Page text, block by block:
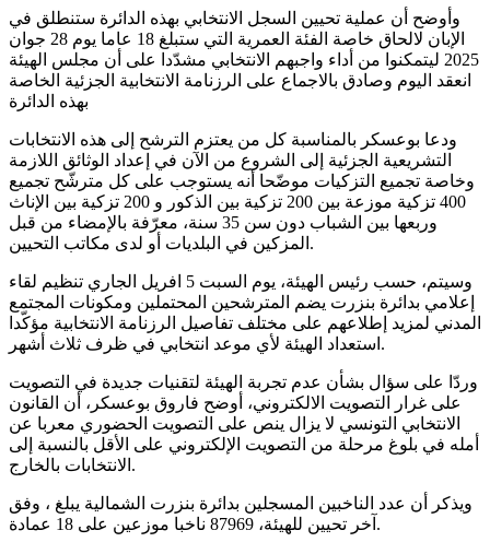
وأوضح أن عملية تحيين السجل الانتخابي بهذه الدائرة ستنطلق في
الإبان لالحاق خاصة الفئة العمرية التي ستبلغ 18 عاما يوم 28 جوان
2025 ليتمكنوا من أداء واجبهم الانتخابي مشدّدا على أن مجلس الهيئة
انعقد اليوم وصادق بالاجماع على الرزنامة الانتخابية الجزئية الخاصة
بهذه الدائرة
ودعا بوعسكر بالمناسبة كل من يعتزم الترشح إلى هذه الانتخابات
التشريعية الجزئية إلى الشروع من الآن في إعداد الوثائق اللازمة
وخاصة تجميع التزكيات موضّحا أنه يستوجب على كل مترشّح تجميع
400 تزكية موزعة بين 200 تزكية بين الذكور و 200 تزكية بين الإناث
وربعها بين الشباب دون سن 35 سنة، معرّفة بالإمضاء من قبل
المزكين في البلديات أو لدى مكاتب التحيين.
وسيتم، حسب رئيس الهيئة، يوم السبت 5 افريل الجاري تنظيم لقاء
إعلامي بدائرة بنزرت يضم المترشحين المحتملين ومكونات المجتمع
المدني لمزيد إطلاعهم على مختلف تفاصيل الرزنامة الانتخابية مؤكّدا
استعداد الهيئة لأي موعد انتخابي في ظرف ثلاث أشهر.
وردّا على سؤال بشأن عدم تجربة الهيئة لتقنيات جديدة في التصويت
على غرار التصويت الالكتروني، أوضح فاروق بوعسكر، أن القانون
الانتخابي التونسي لا يزال ينص على التصويت الحضوري معربا عن
أمله في بلوغ مرحلة من التصويت الإلكتروني على الأقل بالنسبة إلى
الانتخابات بالخارج.
ويذكر أن عدد الناخبين المسجلين بدائرة بنزرت الشمالية يبلغ ، وفق
آخر تحيين للهيئة، 87969 ناخبا موزعين على 18 عمادة.